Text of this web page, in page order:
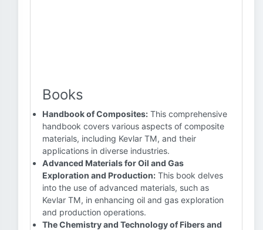
Books
Handbook of Composites: This comprehensive
handbook covers various aspects of composite
materials, including Kevlar TM, and their
applications in diverse industries.
Advanced Materials for Oil and Gas
Exploration and Production: This book delves
into the use of advanced materials, such as
Kevlar TM, in enhancing oil and gas exploration
and production operations.
The Chemistry and Technology of Fibers and